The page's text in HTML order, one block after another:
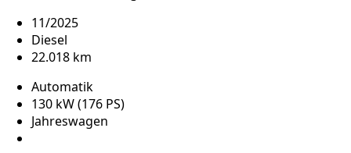
11/2025
Diesel
22.018 km
Automatik
130 kW (176 PS)
Jahreswagen